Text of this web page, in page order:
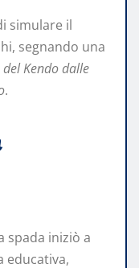
simulare il
segnando una
Kendo dalle
.
spada iniziò a
educativa,